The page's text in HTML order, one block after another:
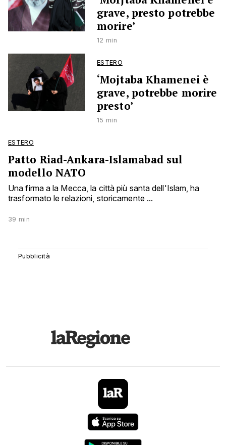
grave, presto potrebbe
morire’
12 min
ESTERO
‘Mojtaba Khamenei è
grave, potrebbe morire
presto’
15 min
ESTERO
Patto Riad-Ankara-Islamabad sul
modello NATO
Una firma a la Mecca, la città più santa dell'Islam, ha
trasformato le relazioni, storicamente ...
39 min